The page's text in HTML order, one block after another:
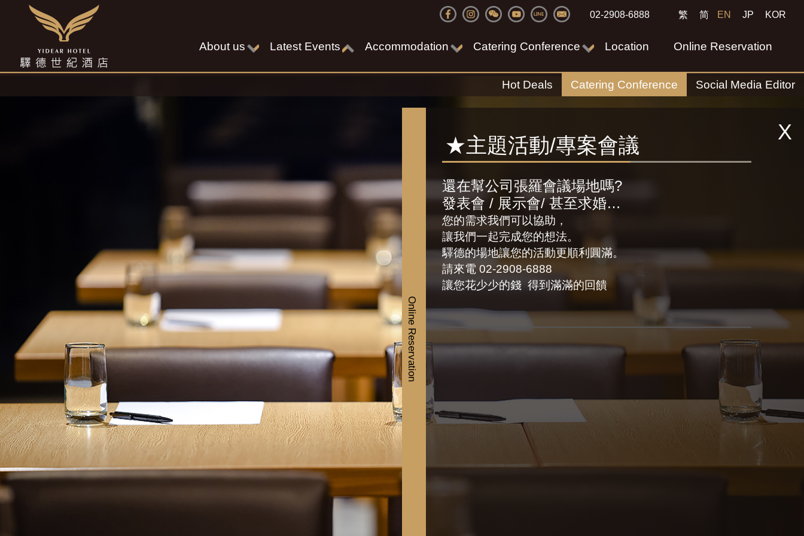
02-2908-6888 繁 简 EN JP KOR
About us Latest Events
Hot Deals Catering Conference Social Media Editor
Accommodation Catering Conference Location Online Reservation
★主題活動/專案會議
還在幫公司張羅會議場地嗎?
發表會 / 展示會/ 甚至求婚…
您的需求我們可以協助，
讓我們一起完成您的想法。
驛德的場地讓您的活動更順利圓滿。
請來電 02-2908-6888
讓您花少少的錢 得到滿滿的回饋
X
Online Reservation